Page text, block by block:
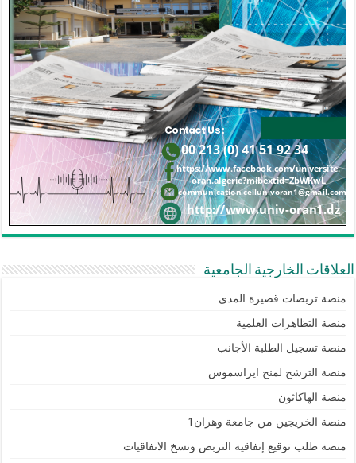
العلاقات الخارجية الجامعية
منصة تربصات قصيرة المدى
منصة التظاهرات العلمية
منصة تسجيل الطلبة الأجانب
منصة الترشح لمنح ايراسموس
منصة الهاكاثون
منصة الخريجين من جامعة وهران1
منصة طلب توقيع إتفاقية التربص ونسخ الاتفاقيات